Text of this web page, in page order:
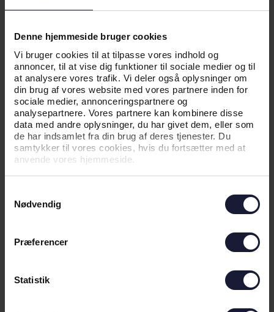
Denne hjemmeside bruger cookies
Vi bruger cookies til at tilpasse vores indhold og
annoncer, til at vise dig funktioner til sociale medier og til
at analysere vores trafik. Vi deler også oplysninger om
din brug af vores website med vores partnere inden for
sociale medier, annonceringspartnere og
analysepartnere. Vores partnere kan kombinere disse
data med andre oplysninger, du har givet dem, eller som
de har indsamlet fra din brug af deres tjenester. Du
samtykker til vores cookies, hvis du fortsætter med at
anvende vores hjemmeside.
Nødvendig
Præferencer
Statistik
SPONSORPAKKE
Bronzepartner - 145.000,-
Erhvervssponsor - 75.000,-